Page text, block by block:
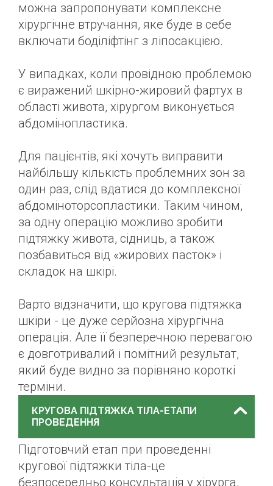
можна запропонувати комплексне
хірургічне втручання, яке буде в себе
включати боділіфтінг з ліпосакцією.
У випадках, коли провідною проблемою
є виражений шкірно-жировий фартух в
області живота, хірургом виконується
абдомінопластика.
Для пацієнтів, які хочуть виправити
найбільшу кількість проблемних зон за
один раз, слід вдатися до комплексної
абдоміноторсопластики. Таким чином,
за одну операцію можливо зробити
підтяжку живота, сідниць, а також
позбавиться від «жирових пасток» і
складок на шкірі.
Варто відзначити, що кругова підтяжка
шкіри - це дуже серйозна хірургічна
операція. Але її безперечною перевагою
є довготривалий і помітний результат,
який буде видно за порівняно короткі
терміни.
КРУГОВА ПІДТЯЖКА ТІЛА-ЕТАПИ
ПРОВЕДЕННЯ
Підготовчий етап при проведенні
кругової підтяжки тіла-це
безпосередньо консультація у хірурга,